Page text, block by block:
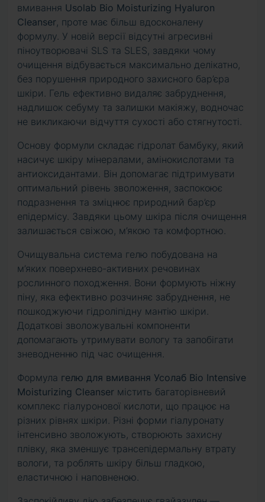
вмивання Usolab Bio Moisturizing Hyaluron
Cleanser, проте має більш вдосконалену
формулу. У новій версії відсутні агресивні
піноутворювачі SLS та SLES, завдяки чому
очищення відбувається максимально делікатно,
без порушення природного захисного бар’єра
шкіри. Гель ефективно видаляє забруднення,
надлишок себуму та залишки макіяжу, водночас
не викликаючи відчуття сухості або стягнутості.
Основу формули складає гідролат бамбуку, який
насичує шкіру мінералами, амінокислотами та
антиоксидантами. Він допомагає підтримувати
оптимальний рівень зволоження, заспокоює
подразнення та зміцнює природний бар’єр
епідермісу. Завдяки цьому шкіра після очищення
залишається свіжою, м’якою та комфортною.
Очищувальна система гелю побудована на
м’яких поверхнево-активних речовинах
рослинного походження. Вони формують ніжну
піну, яка ефективно розчиняє забруднення, не
пошкоджуючи гідроліпідну мантію шкіри.
Додаткові зволожувальні компоненти
допомагають утримувати вологу та запобігати
зневодненню під час очищення.
Формула гелю для вмивання Усолаб Bio Intensive
Moisturizing Cleanser містить багаторівневий
комплекс гіалуронової кислоти, що працює на
різних рівнях шкіри. Різні форми гіалуронату
інтенсивно зволожують, створюють захисну
плівку, яка зменшує трансепідермальну втрату
вологи, та роблять шкіру більш гладкою,
еластичною і наповненою.